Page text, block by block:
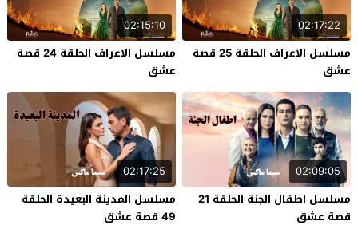
02:17:22
مسلسل الاعراف الحلقة 25 قصة
عشق
02:15:10
مسلسل الاعراف الحلقة 24 قصة
عشق
02:09:05
مسلسل اطفال الجنة الحلقة 21
قصة عشق
02:17:25
مسلسل المدينة البعيدة الحلقة
49 قصة عشق